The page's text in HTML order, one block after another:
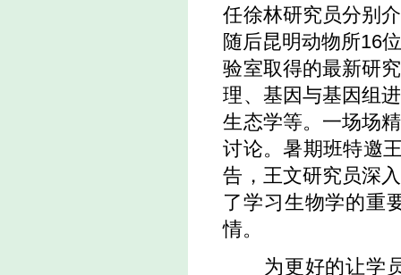
任徐林研究员分别
随后昆明动物所16
验室取得的最新研
理、基因与基因组
生态学等。一场场
讨论。暑期班特邀
告，王文研究员深
了学习生物学的重
情。
为更好的让学员